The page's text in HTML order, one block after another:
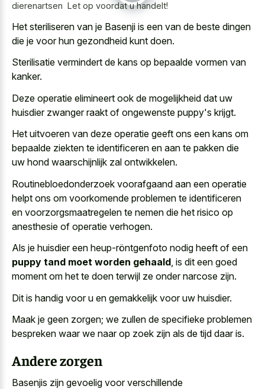
dierenartsen ️️ Let op voordat u handelt!
Het steriliseren van je Basenji is een van de beste dingen
die je voor hun gezondheid kunt doen.
Sterilisatie vermindert de kans op bepaalde vormen van
kanker.
Deze operatie elimineert ook de mogelijkheid dat uw
huisdier zwanger raakt of ongewenste puppy's krijgt.
Het uitvoeren van deze operatie geeft ons een kans om
bepaalde ziekten te identificeren en aan te pakken die
uw hond waarschijnlijk zal ontwikkelen.
Routinebloedonderzoek voorafgaand aan een operatie
helpt ons om voorkomende problemen te identificeren
en voorzorgsmaatregelen te nemen die het risico op
anesthesie of operatie verhogen.
Als je huisdier een heup-röntgenfoto nodig heeft of een
puppy tand moet worden gehaald, is dit een goed
moment om het te doen terwijl ze onder narcose zijn.
Dit is handig voor u en gemakkelijk voor uw huisdier.
Maak je geen zorgen; we zullen de specifieke problemen
bespreken waar we naar op zoek zijn als de tijd daar is.
Andere zorgen
Basenjis zijn gevoelig voorverschillende